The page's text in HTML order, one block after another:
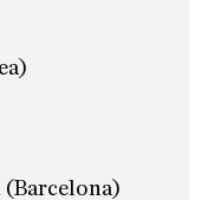
(Barcelona)